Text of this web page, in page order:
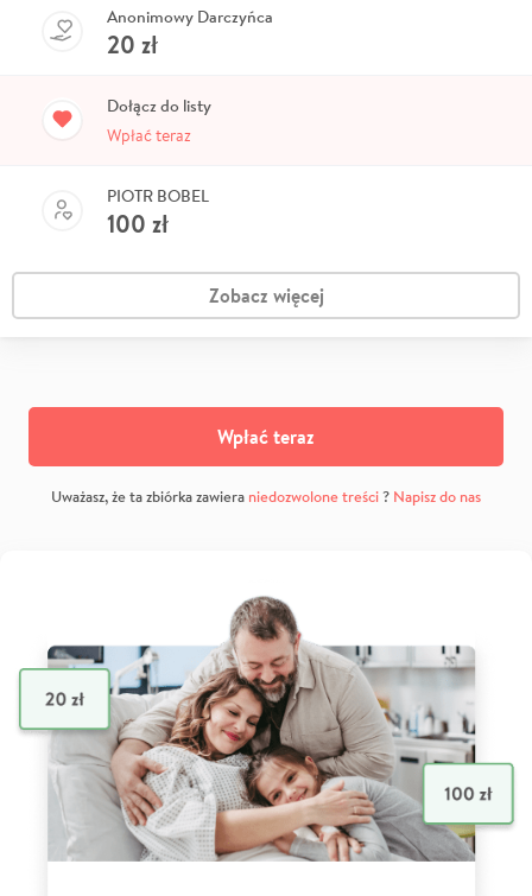
Anonimowy Darczyńca
20 zł
Dołącz do listy
Wpłać teraz
PIOTR BOBEL
100 zł
Zobacz więcej
Wpłać teraz
Uważasz, że ta zbiórka zawiera niedozwolone treści? Napisz do nas